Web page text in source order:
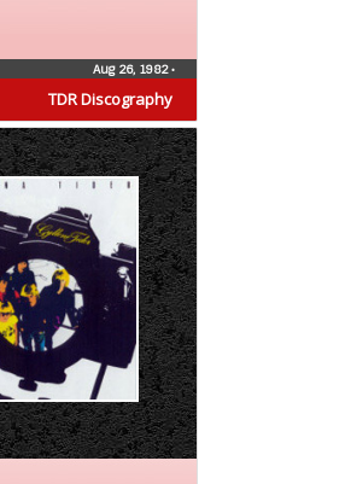
TDR Discography
Aug 26, 1982•